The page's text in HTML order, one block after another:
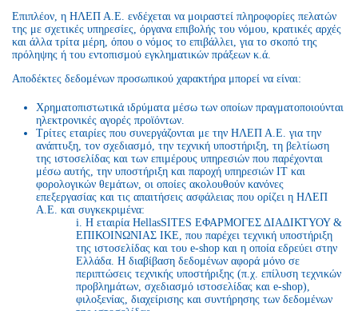
Επιπλέον, η ΗΛΕΠ Α.Ε. ενδέχεται να μοιραστεί πληροφορίες πελατών
της με σχετικές υπηρεσίες, όργανα επιβολής του νόμου, κρατικές αρχές
και άλλα τρίτα μέρη, όπου ο νόμος το επιβάλλει, για το σκοπό της
πρόληψης ή του εντοπισμού εγκληματικών πράξεων κ.ά.
Αποδέκτες δεδομένων προσωπικού χαρακτήρα μπορεί να είναι:
Χρηματοπιστωτικά ιδρύματα μέσω των οποίων πραγματοποιούνται
ηλεκτρονικές αγορές προϊόντων.
Τρίτες εταιρίες που συνεργάζονται με την ΗΛΕΠ Α.Ε. για την
ανάπτυξη, τον σχεδιασμό, την τεχνική υποστήριξη, τη βελτίωση
της ιστοσελίδας και των επιμέρους υπηρεσιών που παρέχονται
μέσω αυτής, την υποστήριξη και παροχή υπηρεσιών ΙΤ και
φορολογικών θεμάτων, οι οποίες ακολουθούν κανόνες
επεξεργασίας και τις απαιτήσεις ασφάλειας που ορίζει η ΗΛΕΠ
Α.Ε. και συγκεκριμένα:
i. Η εταιρία HellasSITES ΕΦΑΡΜΟΓΕΣ ΔΙΑΔΙΚΤΥΟΥ &
ΕΠΙΚΟΙΝΩΝΙΑΣ ΙΚΕ, που παρέχει τεχνική υποστήριξη
της ιστοσελίδας και του e-shop και η οποία εδρεύει στην
Ελλάδα. Η διαβίβαση δεδομένων αφορά μόνο σε
περιπτώσεις τεχνικής υποστήριξης (π.χ. επίλυση τεχνικών
προβλημάτων, σχεδιασμό ιστοσελίδας και e-shop),
φιλοξενίας, διαχείρισης και συντήρησης των δεδομένων